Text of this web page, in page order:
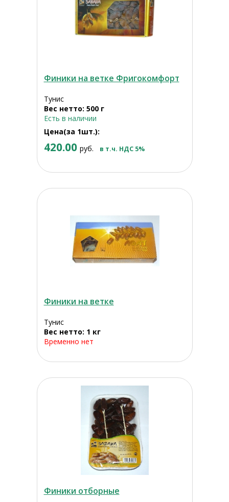
Финики на ветке Фригокомфорт
Тунис
Вес нетто: 500 г
Есть в наличии
Цена(за 1шт.):
420.00 руб. в т.ч. НДС 5%
Финики на ветке
Тунис
Вес нетто: 1 кг
Временно нет
Финики отборные